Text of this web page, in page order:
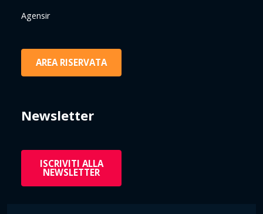
Agensir
AREA RISERVATA
Newsletter
ISCRIVITI ALLA
NEWSLETTER